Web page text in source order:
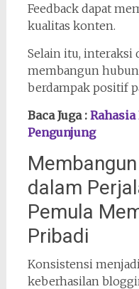
Feedback dapat
kualitas konten.
Selain itu, interaksi
membangun
berdampak positif
Baca Juga :
Pengunjung
dalam
Pemula
Pribadi
Konsistensi
keberhasilan